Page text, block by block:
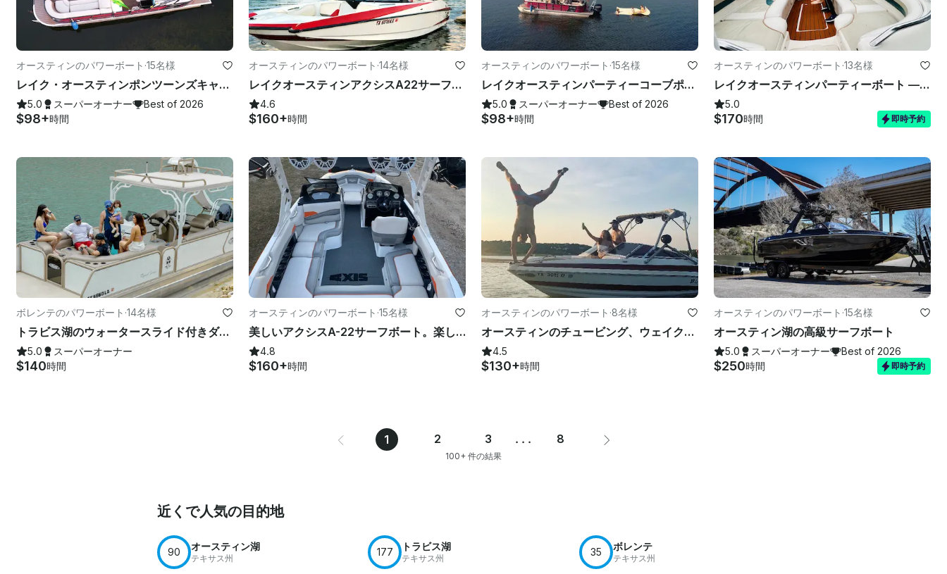
オースティンのパワーボート ·15名様
レイク・オースティンポンツーンズキャプテン付属 I Party Cove Experts
5.0 スーパーオーナー Best of 2026
$98+時間
オースティンのパワーボート ·14名様
レイクオースティンアクシスA22サーフボートにはすべてが含まれています!
4.6
$160+時間
オースティンのパワーボート ·15名様
レイクオースティンパーティーコーブポンツーンキャプテン付属
5.0 スーパーオーナー Best of 2026
$98+時間
オースティンのパワーボート ·13名様
レイクオースティンパーティーボート — チュービング、ニーボード、キャプテン付属
5.0
$170時間 即時予約
ボレンテのパワーボート ·14名様
トラビス湖のウォータースライド付きダブルデッカー・トリトゥーン
5.0 スーパーオーナー
$140時間
オースティンのパワーボート ·15名様
美しいアクシスA-22サーフボート。楽しい船長と燃料が含まれています。メガサウンドシステム！
4.8
$160+時間
オースティンのパワーボート ·8名様
オースティンのチュービング、ウェイクボード、ニーボード用の23フィートラーソンボート
4.5
$130+時間
オースティンのパワーボート ·15名様
オースティン湖の高級サーフボート
5.0 スーパーオーナー Best of 2026
$250時間 即時予約
1 2 3 ... 8
100+ 件の結果
近くで人気の目的地
90 オースティン湖
テキサス州
177 トラビス湖
テキサス州
35 ボレンテ
テキサス州